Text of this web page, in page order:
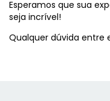
Esperamos que sua
seja incrível!
Qualquer dúvida entre